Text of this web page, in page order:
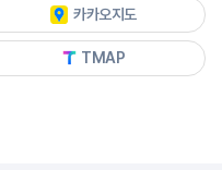
카카오지도
TMAP